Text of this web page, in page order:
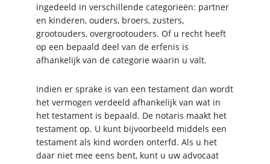
ingedeeld in verschillende categorieën: partner
en kinderen, ouders, broers, zusters,
grootouders, overgrootouders. Of u recht heeft
op een bepaald deel van de erfenis is
afhankelijk van de categorie waarin u valt.
Indien er sprake is van een testament dan wordt
het vermogen verdeeld afhankelijk van wat in
het testament is bepaald. De notaris maakt het
testament op. U kunt bijvoorbeeld middels een
testament als kind worden onterfd. Als u het
daar niet mee eens bent, kunt u uw advocaat